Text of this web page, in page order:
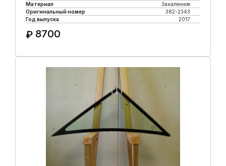
Материал
Закаленное
Оригинальный номер
382-2343
Год выпуска
2017
₽ 8700